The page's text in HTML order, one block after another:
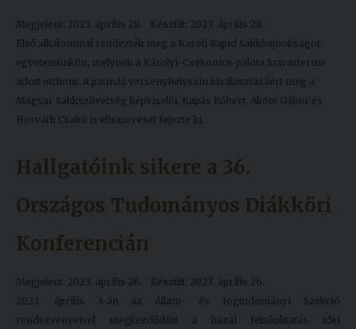
Megjelent: 2023. április 28.
Készült: 2023. április 28.
Első alkalommal rendezték meg a Károli Rapid Sakkbajnokságot
egyetemünkön, melynek a Károlyi-Csekonics-palota Szivarterme
adott otthont. A patinás versenyhelyszín kiválasztásáért még a
Magyar Sakkszövetség képviselői, Kapás Róbert, Akóts Gábor és
Horváth Csaba is elismerését fejezte ki.
Hallgatóink sikere a 36.
Országos Tudományos Diákköri
Konferencián
Megjelent: 2023. április 26.
Készült: 2023. április 26.
2023. április 3-án az Állam- és Jogtudományi Szekció
rendezvényeivel megkezdődött a hazai felsőoktatás idei